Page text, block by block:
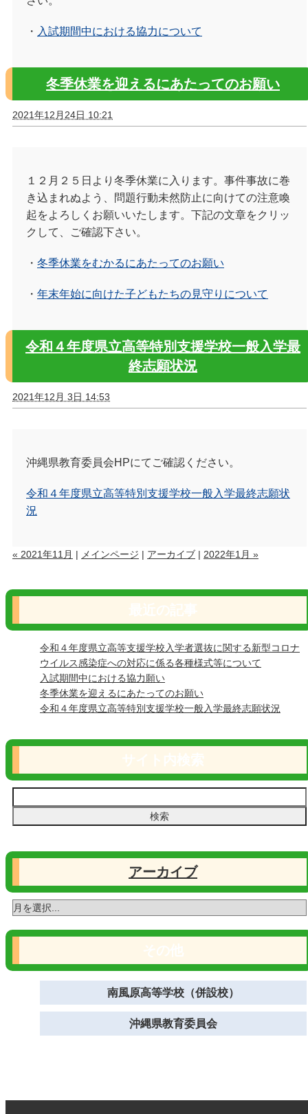
・ 入試期間中における協力について
冬季休業を迎えるにあたってのお願い
2021年12月24日 10:21
１２月２５日より冬季休業に入ります。事件事故に巻
き込まれぬよう、問題行動未然防止に向けての注意喚
起をよろしくお願いいたします。下記の文章をクリッ
クして、ご確認下さい。
・ 冬季休業をむかるにあたってのお願い
・ 年末年始に向けた子どもたちの見守りについて
令和４年度県立高等特別支援学校一般入学最
終志願状況
2021年12月 3日 14:53
沖縄県教育委員会HPにてご確認ください。
令和４年度県立高等特別支援学校一般入学最終志願状
況
« 2021年11月 | メインページ | アーカイブ | 2022年1月 »
令和４年度県立高等支援学校入学者選抜に関する新型コロナ
ウイルス感染症への対応に係る各種様式等について
入試期間中における協力願い
冬季休業を迎えるにあたってのお願い
令和４年度県立高等特別支援学校一般入学最終志願状況
アーカイブ
南風原高等学校（併設校）
沖縄県教育委員会